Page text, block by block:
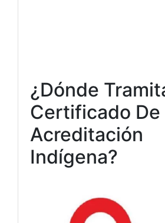
¿Dónde
Certificado De
Acreditación
Indígena?